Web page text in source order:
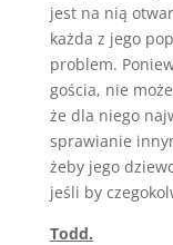
jest na nią
każda z jego
problem.
gościa, nie
że dla niego
sprawianie
żeby jego
jeśli by
Todd.